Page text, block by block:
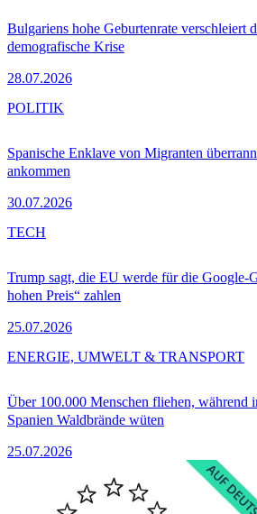
Bulgariens hohe Geburtenrate verschleiert
demografische Krise
28.07.2026
Spanische Enklave von Migranten
ankommen
30.07.2026
POLITIK
Trump sagt, die EU werde für die Google-
hohen Preis“ zahlen
25.07.2026
TECH
Über 100.000 Menschen fliehen, während
Spanien Waldbrände wüten
25.07.2026
ENERGIE, UMWELT & TRANSPORT